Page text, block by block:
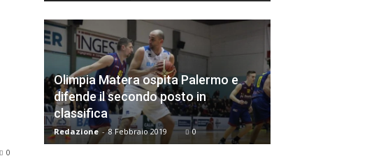
0
Olimpia Matera ospita Palermo e
difende il secondo posto in
classifica
Redazione - 8 Febbraio 2019 0